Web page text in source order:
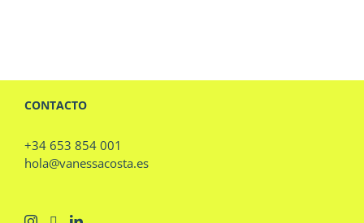
CONTACTO
+34 653 854 001
hola@vanessacosta.es